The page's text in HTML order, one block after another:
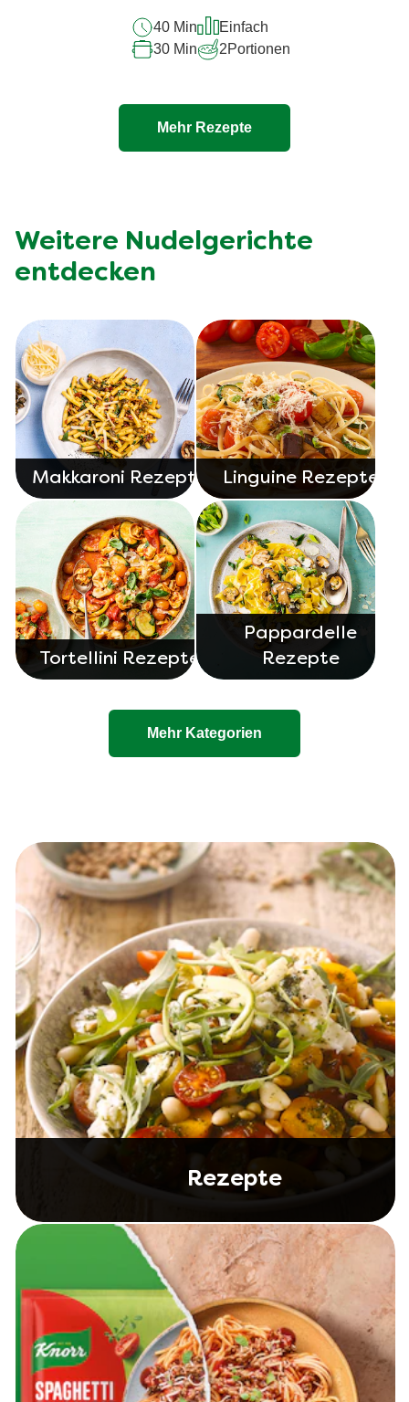
recipe
abgegeben
40 Min
Einfach
30 Min
2Portionen
Mehr Rezepte
Weitere Nudelgerichte
entdecken
Makkaroni Rezepte Linguine Rezepte
Tortellini Rezepte
Pappardelle
Rezepte
Mehr Kategorien
Rezepte